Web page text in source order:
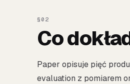
Co
Paper opisuje pięć
evaluation z pomiarem